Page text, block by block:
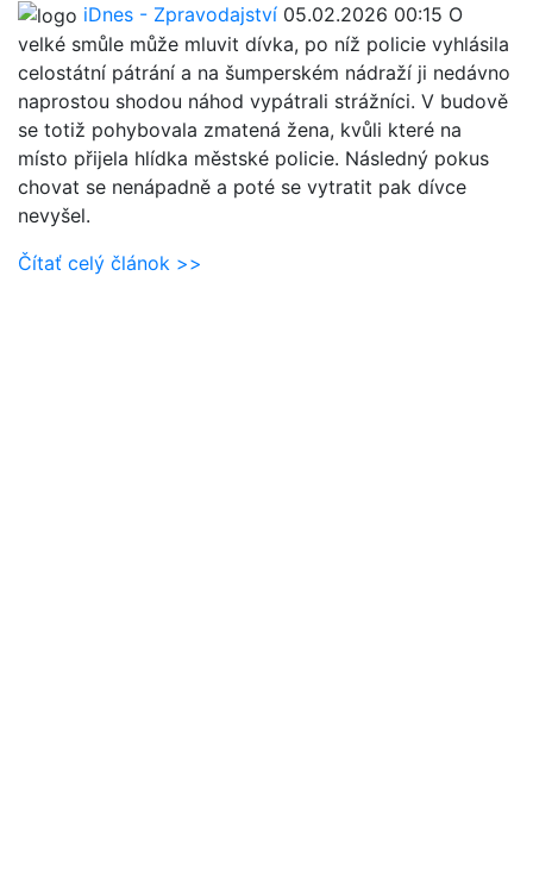
iDnes - Zpravodajství 05.02.2026 00:15 O
velké smůle může mluvit dívka, po níž policie vyhlásila
celostátní pátrání a na šumperském nádraží ji nedávno
naprostou shodou náhod vypátrali strážníci. V budově
se totiž pohybovala zmatená žena, kvůli které na
místo přijela hlídka městské policie. Následný pokus
chovat se nenápadně a poté se vytratit pak dívce
nevyšel.
Čítať celý článok >>